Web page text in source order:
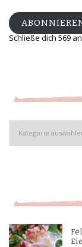
Schließe dich 569
Kategorien